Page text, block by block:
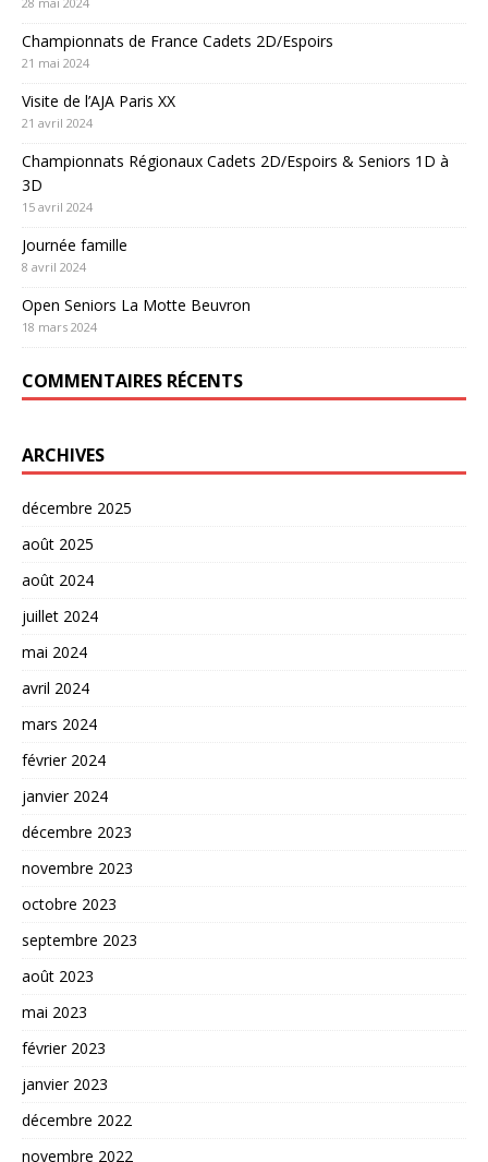
Championnats de France Cadets 2D/Espoirs
21 mai 2024
Visite de l’AJA Paris XX
21 avril 2024
Championnats Régionaux Cadets 2D/Espoirs & Seniors 1D à
3D
15 avril 2024
Journée famille
8 avril 2024
Open Seniors La Motte Beuvron
18 mars 2024
COMMENTAIRES RÉCENTS
ARCHIVES
décembre 2025
août 2025
août 2024
juillet 2024
mai 2024
avril 2024
mars 2024
février 2024
janvier 2024
décembre 2023
novembre 2023
octobre 2023
septembre 2023
août 2023
mai 2023
février 2023
janvier 2023
décembre 2022
novembre 2022